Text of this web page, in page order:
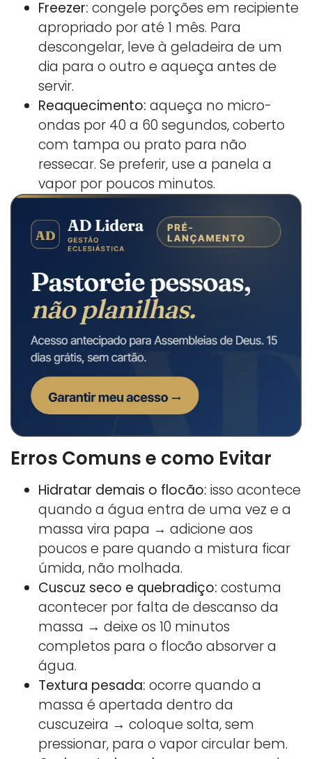
Freezer: congele porções em recipiente
apropriado por até 1 mês. Para
descongelar, leve à geladeira de um
dia para o outro e aqueça antes de
servir.
Reaquecimento: aqueça no micro-
ondas por 40 a 60 segundos, coberto
com tampa ou prato para não
ressecar. Se preferir, use a panela a
vapor por poucos minutos.
Erros Comuns e como Evitar
Hidratar demais o flocão: isso acontece
quando a água entra de uma vez e a
massa vira papa → adicione aos
poucos e pare quando a mistura ficar
úmida, não molhada.
Cuscuz seco e quebradiço: costuma
acontecer por falta de descanso da
massa → deixe os 10 minutos
completos para o flocão absorver a
água.
Textura pesada: ocorre quando a
massa é apertada dentro da
cuscuzeira → coloque solta, sem
pressionar, para o vapor circular bem.